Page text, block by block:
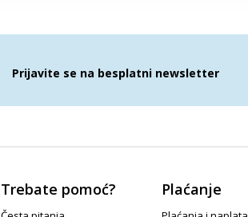
Prijavite se na besplatni newsletter
Trebate pomoć? Plaćanje